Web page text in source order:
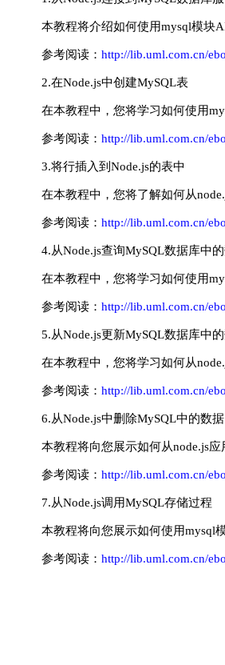
本教程将介绍如何使用mysql模块
参考阅读： http://lib.uml.com.cn/
2.在Node.js中创建MySQL表
在本教程中，您将学习如何使用
参考阅读： http://lib.uml.com.cn/
3.将行插入到Node.js的表中
在本教程中，您将了解如何从
参考阅读： http://lib.uml.com.cn/
4.从Node.js查询MySQL数据库中
在本教程中，您将学习如何使用
参考阅读： http://lib.uml.com.cn/
5.从Node.js更新MySQL数据库中
在本教程中，您将学习如何从
参考阅读： http://lib.uml.com.cn/
6.从Node.js中删除MySQL中的数据
本教程将向您展示如何从node.js
参考阅读： http://lib.uml.com.cn/
7.从Node.js调用MySQL存储过程
本教程将向您展示如何使用mysql
参考阅读： http://lib.uml.com.cn/